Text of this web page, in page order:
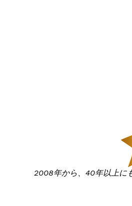
2008年から、40年以上に